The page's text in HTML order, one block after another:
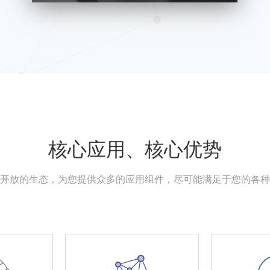
核心应用、核心优势
放的生态，为您提供众多的应用组件，尽可能满足于您的各